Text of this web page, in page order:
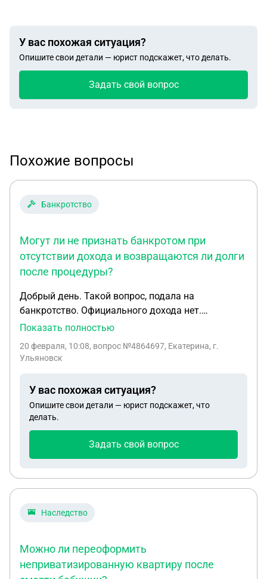
У вас похожая ситуация?
Опишите свои детали — юрист подскажет, что делать.
Задать свой вопрос
Похожие вопросы
Банкротство
Могут ли не признать банкротом при
отсутствии дохода и возвращаются ли долги
после процедуры?
Добрый день. Такой вопрос, подала на
банкротство. Официального дохода нет.
Процедура уже подходит к концу, возможно ли
читала, что долги через время возвращаются.
Показать полностью
20 февраля, 10:08, вопрос №4864697, Екатерина, г.
Ульяновск
У вас похожая ситуация?
Опишите свои детали — юрист подскажет, что
делать.
Задать свой вопрос
Наследство
Можно ли переоформить
неприватизированную квартиру после